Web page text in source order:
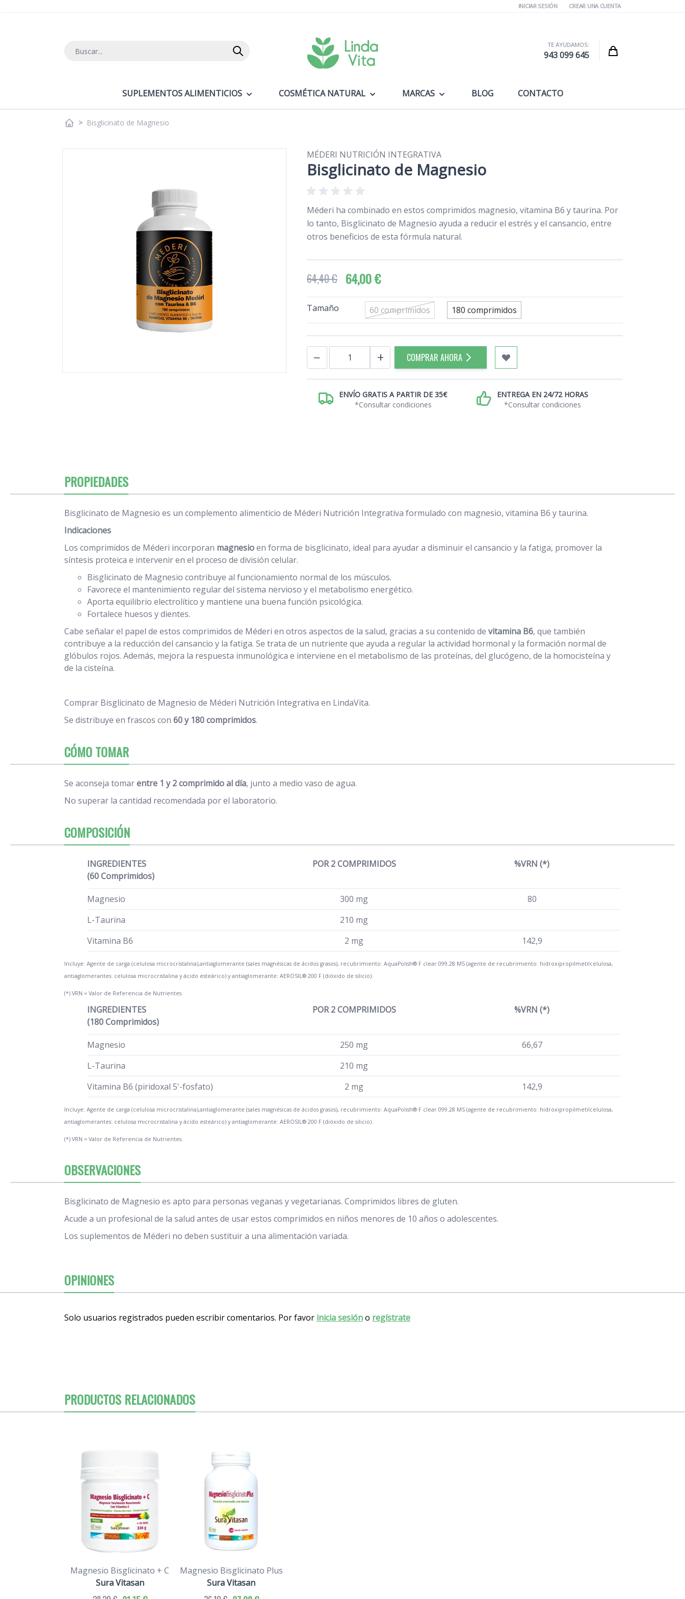
INICIAR SESIÓN CREAR UNA CUENTA
Buscar
TE AYUDAMOS:
943 099 645 Cart
SUPLEMENTOS ALIMENTICIOS COSMÉTICA NATURAL MARCAS BLOG CONTACTO
> Bisglicinato de Magnesio
MÉDERI NUTRICIÓN INTEGRATIVA
Bisglicinato de Magnesio
Méderi ha combinado en estos comprimidos magnesio, vitamina B6 y taurina. Por
lo tanto, Bisglicinato de Magnesio ayuda a reducir el estrés y el cansancio, entre
otros beneficios de esta fórmula natural.
64,40 € 64,00 €
Tamaño 60 comprimidos 180 comprimidos
− + COMPRAR AHORA
ENVÍO GRATIS A PARTIR DE 35€
*Consultar condiciones
ENTREGA EN 24/72 HORAS
*Consultar condiciones
PROPIEDADES
Bisglicinato de Magnesio es un complemento alimenticio de Méderi Nutrición Integrativa formulado con magnesio, vitamina B6 y taurina.
Indicaciones
Los comprimidos de Méderi incorporan magnesioen forma de bisglicinato, ideal para ayudar a disminuir el cansancio y la fatiga, promover la
síntesis proteica e intervenir en el proceso de división celular.
Bisglicinato de Magnesio contribuye al funcionamiento normal de los músculos.
Favorece el mantenimiento regular del sistema nervioso y el metabolismo energético.
Aporta equilibrio electrolítico y mantiene una buena función psicológica.
Fortalece huesos y dientes.
Cabe señalar el papel de estos comprimidos de Méderi en otros aspectos de la salud, gracias a su contenido de vitamina B6, que también
contribuye a la reducción del cansancio y la fatiga. Se trata de un nutriente que ayuda a regular la actividad hormonal y la formación normal de
glóbulos rojos. Además, mejora la respuesta inmunológica e interviene en el metabolismo de las proteínas, del glucógeno, de la homocisteína y
de la cisteína.
Comprar Bisglicinato de Magnesio de Méderi Nutrición Integrativa en LindaVita.
Se distribuye en frascos con 60 y 180 comprimidos.
CÓMO TOMAR
Se aconseja tomarentre 1 y 2 comprimido al día, junto a medio vaso de agua.
No superar la cantidad recomendada por el laboratorio.
COMPOSICIÓN
INGREDIENTES
(60 Comprimidos)
POR 2 COMPRIMIDOS %VRN (*)
Magnesio 300 mg
80
L-Taurina
210 mg
Vitamina B6
2 mg 142,9
Incluye: Agente de carga (celulosa microcristalina),antiaglomerante (sales magnésicas de ácidos grasos), recubrimiento: AquaPolish® F clear 099.28 MS (agente de recubrimiento: hidroxipropilmetilcelulosa,
antiaglomerantes: celulosa microcristalina y ácido esteárico) y antiaglomerante: AEROSIL® 200 F (dióxido de silicio).
(*) VRN = Valor de Referencia de Nutrientes.
INGREDIENTES
(180 Comprimidos)
POR 2 COMPRIMIDOS %VRN (*)
Magnesio 250 mg
66,67
L-Taurina
210 mg
Vitamina B6 (piridoxal 5'-fosfato)
2 mg 142,9
Incluye: Agente de carga (celulosa microcristalina),antiaglomerante (sales magnésicas de ácidos grasos), recubrimiento: AquaPolish® F clear 099.28 MS (agente de recubrimiento: hidroxipropilmetilcelulosa,
antiaglomerantes: celulosa microcristalina y ácido esteárico) y antiaglomerante: AEROSIL® 200 F (dióxido de silicio).
(*) VRN = Valor de Referencia de Nutrientes.
OBSERVACIONES
Bisglicinato de Magnesio es apto para personas veganas y vegetarianas. Comprimidos libres de gluten.
Acude a un profesional de la salud antes de usar estos comprimidos en niños menores de 10 años o adolescentes.
Los suplementos de Méderi no deben sustituir a una alimentación variada.
OPINIONES
Solo usuarios registrados pueden escribir comentarios. Por favor inicia sesióno regístrate
PRODUCTOS RELACIONADOS
Magnesio Bisglicinato + C
Sura Vitasan
Magnesio Bisglicinato Plus
Sura Vitasan